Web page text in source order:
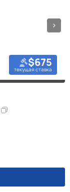
$675
текущая ставка